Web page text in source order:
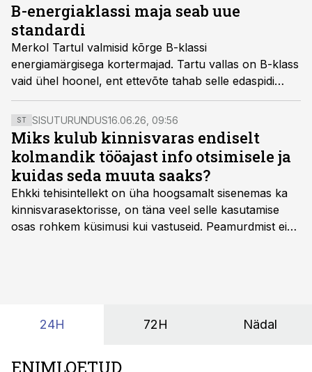
B-energiaklassi maja seab uue
standardi
Merkol Tartul valmisid kõrge B-klassi
energiamärgisega kortermajad. Tartu vallas on B-klass
vaid ühel hoonel, ent ettevõte tahab selle edaspidi
muuta uute korteriarenduste puhul standardiks.
ST SISUTURUNDUS16.06.26, 09:56
Miks kulub kinnisvaras endiselt
kolmandik tööajast info otsimisele ja
kuidas seda muuta saaks?
Ehkki tehisintellekt on üha hoogsamalt sisenemas ka
kinnisvarasektorisse, on täna veel selle kasutamise
osas rohkem küsimusi kui vastuseid. Peamurdmist ei
24H 72H Nädal
ENIMLOETUD